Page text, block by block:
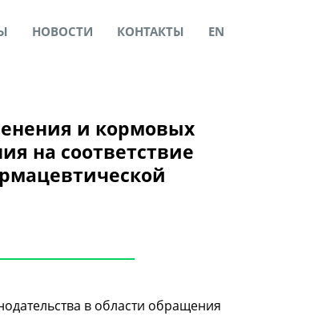
НОВОСТИ КОНТАКТЫ EN
и кормовых
на соответствие
в области обращения